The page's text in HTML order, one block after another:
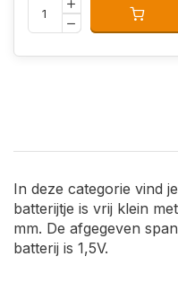
In deze categorie vind
batterijtje is vrij klein
mm. De afgegeven
batterij is 1,5V.